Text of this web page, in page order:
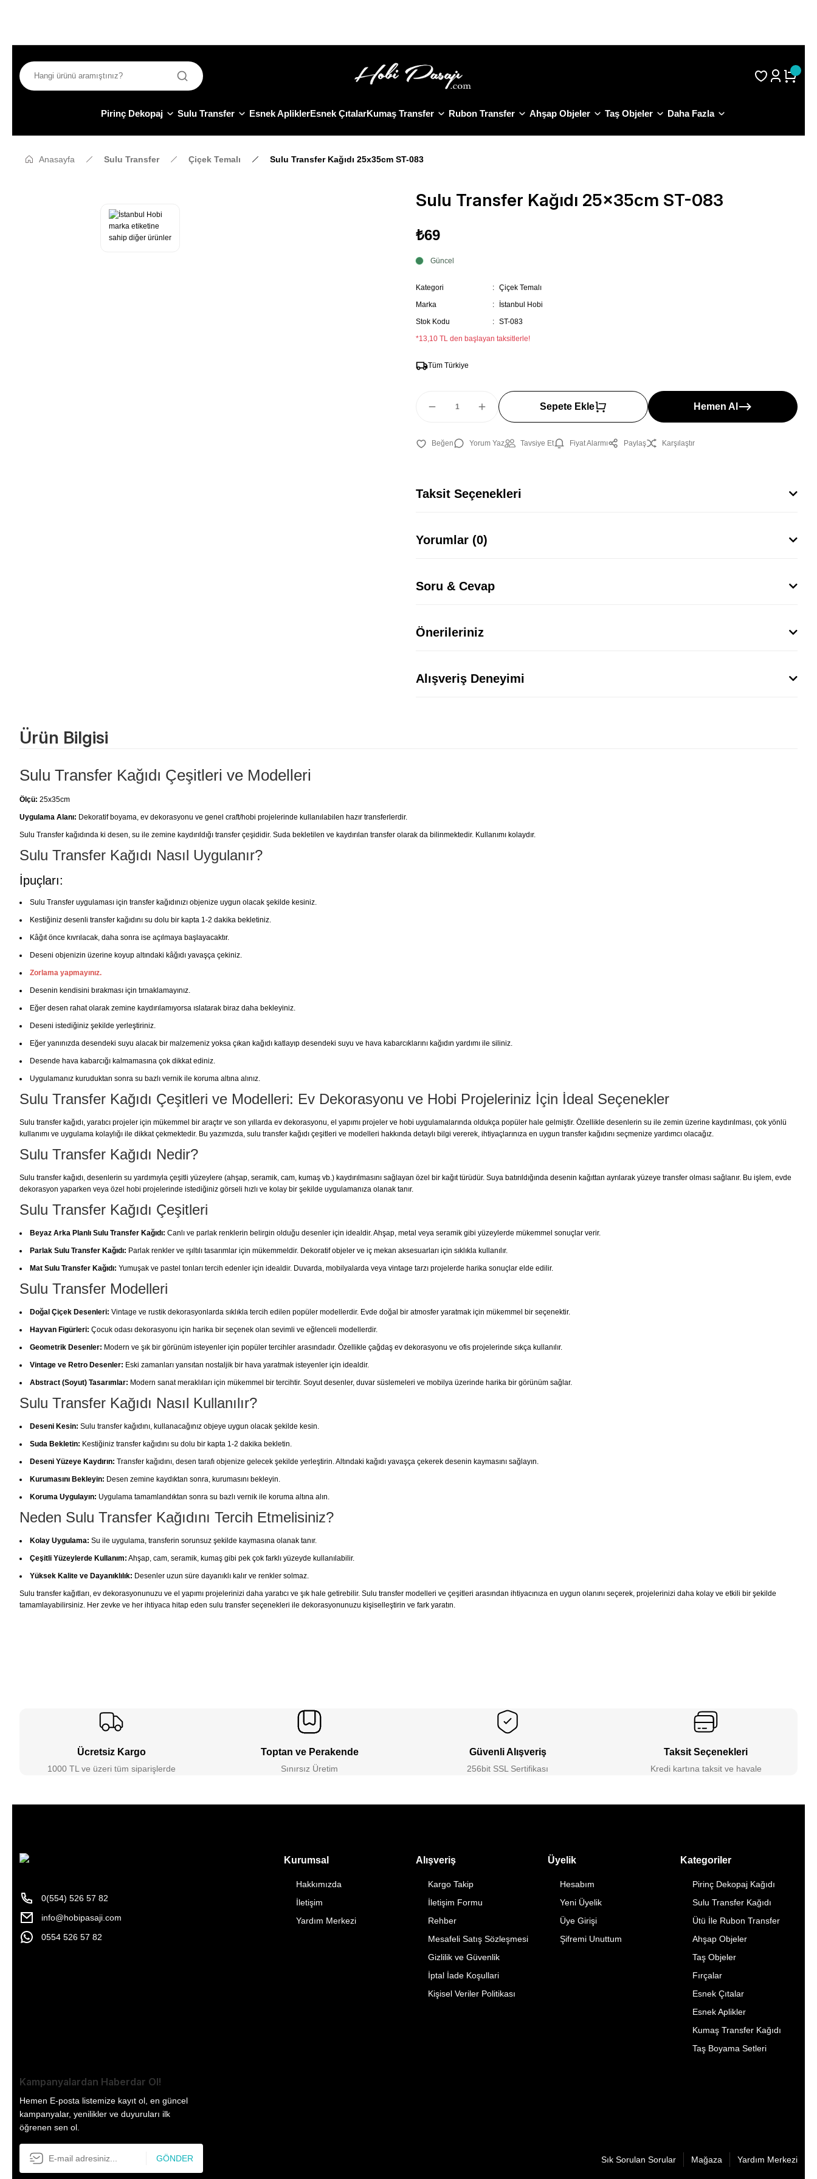
Pirinç Dekopaj Sulu Transfer Esnek ApliklerEsnek ÇıtalarKumaş Transfer Rubon Transfer Ahşap Objeler Taş Objeler Daha Fazla
Anasayfa Sulu Transfer Çiçek Temalı Sulu Transfer Kağıdı 25x35cm ST-083
Sulu Transfer Kağıdı 25x35cm ST-083
₺69
Güncel
Kategori
Çiçek Temalı
Marka
İstanbul Hobi
Stok Kodu
ST-083
*13,10 TL den başlayan taksitlerle!
Tüm Türkiye
Sepete Ekle Hemen Al
Yorum Yaz Tavsiye Et Fiyat Alarmı Paylaş Karşılaştır
Taksit Seçenekleri
Yorumlar (0)
Soru & Cevap
Önerileriniz
Alışveriş Deneyimi
Ürün Bilgisi
Sulu Transfer Kağıdı Çeşitleri ve Modelleri
Ölçü: 25x35cm
Uygulama Alanı: Dekoratif boyama, ev dekorasyonu ve genel craft/hobi projelerinde kullanılabilen hazır transferlerdir.
Sulu Transfer kağıdında ki desen, su ile zemine kaydırıldığı transfer çeşididir. Suda bekletilen ve kaydırılan transfer olarak da bilinmektedir. Kullanımı kolaydır.
Sulu Transfer Kağıdı Nasıl Uygulanır?
İpuçları:
Sulu Transfer uygulaması için transfer kağıdınızı objenize uygun olacak şekilde kesiniz.
Kestiğiniz desenli transfer kağıdını su dolu bir kapta 1-2 dakika bekletiniz.
Kâğıt önce kıvrılacak, daha sonra ise açılmaya başlayacaktır.
Deseni objenizin üzerine koyup altındaki kâğıdı yavaşça çekiniz.
Zorlama yapmayınız.
Desenin kendisini bırakması için tırnaklamayınız.
Eğer desen rahat olarak zemine kaydırılamıyorsa ıslatarak biraz daha bekleyiniz.
Deseni istediğiniz şekilde yerleştiriniz.
Eğer yanınızda desendeki suyu alacak bir malzemeniz yoksa çıkan kağıdı katlayıp desendeki suyu ve hava kabarcıklarını kağıdın yardımı ile siliniz.
Desende hava kabarcığı kalmamasına çok dikkat ediniz.
Uygulamanız kuruduktan sonra su bazlı vernik ile koruma altına alınız.
Sulu Transfer Kağıdı Çeşitleri ve Modelleri: Ev Dekorasyonu ve Hobi Projeleriniz İçin İdeal Seçenekler
Sulu transfer kağıdı, yaratıcı projeler için mükemmel bir araçtır ve son yıllarda ev dekorasyonu, el yapımı projeler ve hobi uygulamalarında oldukça popüler hale gelmiştir. Özellikle desenlerin su ile zemin üzerine kaydırılması, çok yönlü
kullanımı ve uygulama kolaylığı ile dikkat çekmektedir. Bu yazımızda, sulu transfer kağıdı çeşitleri ve modelleri hakkında detaylı bilgi vererek, ihtiyaçlarınıza en uygun transfer kağıdını seçmenize yardımcı olacağız.
Sulu Transfer Kağıdı Nedir?
Sulu transfer kağıdı, desenlerin su yardımıyla çeşitli yüzeylere (ahşap, seramik, cam, kumaş vb.) kaydırılmasını sağlayan özel bir kağıt türüdür. Suya batırıldığında desenin kağıttan ayrılarak yüzeye transfer olması sağlanır. Bu işlem, evde
dekorasyon yaparken veya özel hobi projelerinde istediğiniz görseli hızlı ve kolay bir şekilde uygulamanıza olanak tanır.
Sulu Transfer Kağıdı Çeşitleri
Beyaz Arka Planlı Sulu Transfer Kağıdı: Canlı ve parlak renklerin belirgin olduğu desenler için idealdir. Ahşap, metal veya seramik gibi yüzeylerde mükemmel sonuçlar verir.
Parlak Sulu Transfer Kağıdı: Parlak renkler ve ışıltılı tasarımlar için mükemmeldir. Dekoratif objeler ve iç mekan aksesuarları için sıklıkla kullanılır.
Mat Sulu Transfer Kağıdı: Yumuşak ve pastel tonları tercih edenler için idealdir. Duvarda, mobilyalarda veya vintage tarzı projelerde harika sonuçlar elde edilir.
Sulu Transfer Modelleri
Doğal Çiçek Desenleri: Vintage ve rustik dekorasyonlarda sıklıkla tercih edilen popüler modellerdir. Evde doğal bir atmosfer yaratmak için mükemmel bir seçenektir.
Hayvan Figürleri: Çocuk odası dekorasyonu için harika bir seçenek olan sevimli ve eğlenceli modellerdir.
Geometrik Desenler: Modern ve şık bir görünüm isteyenler için popüler tercihler arasındadır. Özellikle çağdaş ev dekorasyonu ve ofis projelerinde sıkça kullanılır.
Vintage ve Retro Desenler: Eski zamanları yansıtan nostaljik bir hava yaratmak isteyenler için idealdir.
Abstract (Soyut) Tasarımlar: Modern sanat meraklıları için mükemmel bir tercihtir. Soyut desenler, duvar süslemeleri ve mobilya üzerinde harika bir görünüm sağlar.
Sulu Transfer Kağıdı Nasıl Kullanılır?
Deseni Kesin: Sulu transfer kağıdını, kullanacağınız objeye uygun olacak şekilde kesin.
Suda Bekletin: Kestiğiniz transfer kağıdını su dolu bir kapta 1-2 dakika bekletin.
Deseni Yüzeye Kaydırın: Transfer kağıdını, desen tarafı objenize gelecek şekilde yerleştirin. Altındaki kağıdı yavaşça çekerek desenin kaymasını sağlayın.
Kurumasını Bekleyin: Desen zemine kaydıktan sonra, kurumasını bekleyin.
Koruma Uygulayın: Uygulama tamamlandıktan sonra su bazlı vernik ile koruma altına alın.
Neden Sulu Transfer Kağıdını Tercih Etmelisiniz?
Kolay Uygulama: Su ile uygulama, transferin sorunsuz şekilde kaymasına olanak tanır.
Çeşitli Yüzeylerde Kullanım: Ahşap, cam, seramik, kumaş gibi pek çok farklı yüzeyde kullanılabilir.
Yüksek Kalite ve Dayanıklılık: Desenler uzun süre dayanıklı kalır ve renkler solmaz.
Sulu transfer kağıtları, ev dekorasyonunuzu ve el yapımı projelerinizi daha yaratıcı ve şık hale getirebilir. Sulu transfer modelleri ve çeşitleri arasından ihtiyacınıza en uygun olanını seçerek, projelerinizi daha kolay ve etkili bir şekilde
tamamlayabilirsiniz. Her zevke ve her ihtiyaca hitap eden sulu transfer seçenekleri ile dekorasyonunuzu kişiselleştirin ve fark yaratın.
Ücretsiz Kargo
1000 TL ve üzeri tüm siparişlerde
Toptan ve Perakende
Sınırsız Üretim
Güvenli Alışveriş
256bit SSL Sertifikası
Taksit Seçenekleri
Kredi kartına taksit ve havale
0(554) 526 57 82
info@hobipasaji.com
0554 526 57 82
Kurumsal
Hakkımızda
İletişim
Yardım Merkezi
Alışveriş
Kargo Takip
İletişim Formu
Rehber
Mesafeli Satış Sözleşmesi
Gizlilik ve Güvenlik
İptal İade Koşullari
Kişisel Veriler Politikası
Üyelik
Hesabım
Yeni Üyelik
Üye Girişi
Şifremi Unuttum
Kategoriler
Pirinç Dekopaj Kağıdı
Sulu Transfer Kağıdı
Ütü İle Rubon Transfer
Ahşap Objeler
Taş Objeler
Fırçalar
Esnek Çıtalar
Esnek Aplikler
Kumaş Transfer Kağıdı
Taş Boyama Setleri
Kampanyalardan Haberdar Ol!
Hemen E-posta listemize kayıt ol, en güncel
kampanyalar, yenilikler ve duyuruları ilk
öğrenen sen ol.
GÖNDER Sık Sorulan Sorular Mağaza Yardım Merkezi